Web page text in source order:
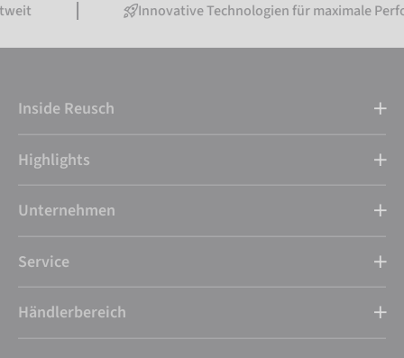
Innovative Technologien für maximale Performance
Inside Reusch
Highlights
Unternehmen
Service
Händlerbereich